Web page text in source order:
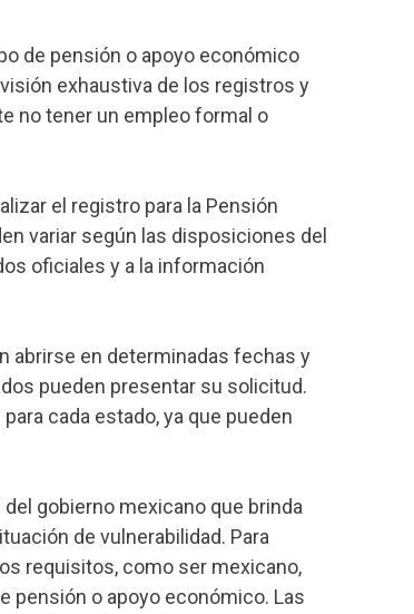
de pensión o apoyo económico
exhaustiva de los registros y
no tener un empleo formal o
el registro para la Pensión
variar según las disposiciones del
oficiales y a la información
abrirse en determinadas fechas y
pueden presentar su solicitud.
cada estado, ya que pueden
gobierno mexicano que brinda
de vulnerabilidad. Para
requisitos, como ser mexicano,
pensión o apoyo económico. Las